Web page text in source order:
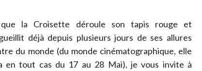
la Croisette déroule son tapis rouge et
déjà depuis plusieurs jours de ses allures
du monde (du monde cinématographique, elle
en tout cas du 17 au 28 Mai), je vous invite à